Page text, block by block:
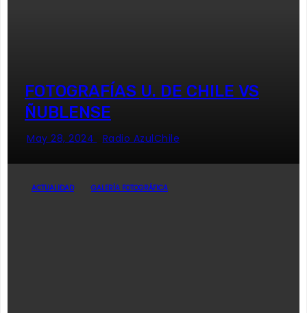
FOTOGRAFÍAS U. DE CHILE VS
ÑUBLENSE
May 28, 2024 Radio AzulChile
ACTUALIDAD GALERÍA FOTOGRÁFICA